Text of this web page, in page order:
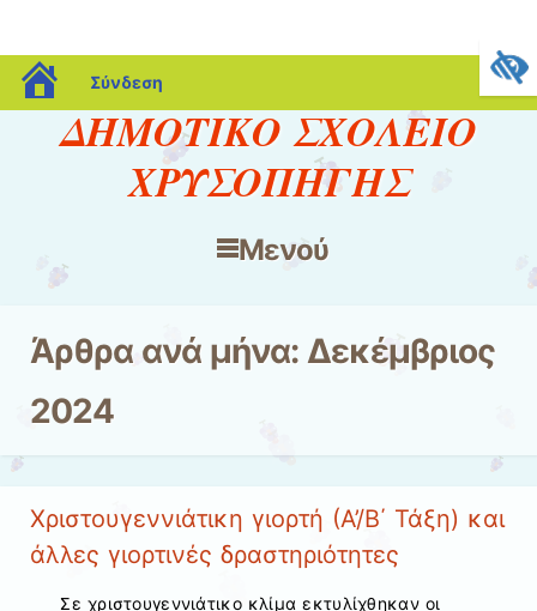
blogs.sch.gr
Σύνδεση
ΔΗΜΟΤΙΚΟ ΣΧΟΛΕΙΟ
ΧΡΥΣΟΠΗΓΗΣ
Μενού
Μετάβαση στο περιεχόμενο
Άρθρα ανά μήνα: Δεκέμβριος
2024
Χριστουγεννιάτικη γιορτή (Α’/Β΄ Τάξη) και
άλλες γιορτινές δραστηριότητες
Σε χριστουγεννιάτικο κλίμα εκτυλίχθηκαν οι